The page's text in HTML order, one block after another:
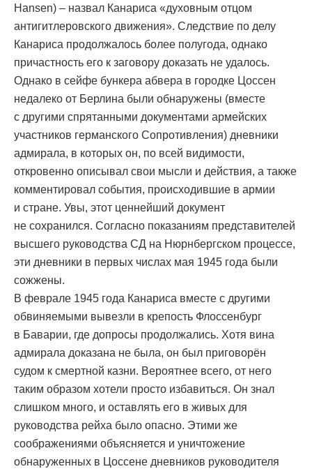
Hansen) – назвал Канариса «духовным отцом
антигитлеровского движения». Следствие по делу
Канариса продолжалось более полугода, однако
причастность его к заговору доказать не удалось.
Однако в сейфе бункера абвера в городке Цоссен
недалеко от Берлина были обнаружены (вместе
с другими спрятанными документами армейских
участников германского Сопротивления) дневники
адмирала, в которых он, по всей видимости,
откровенно описывал свои мысли и действия, а также
комментировал события, происходившие в армии
и стране. Увы, этот ценнейший документ
не сохранился. Согласно показаниям представителей
высшего руководства СД на Нюрнбергском процессе,
эти дневники в первых числах мая 1945 года были
сожжены.
В феврале 1945 года Канариса вместе с другими
обвиняемыми вывезли в крепость Флоссенбург
в Баварии, где допросы продолжались. Хотя вина
адмирала доказана не была, он был приговорён
судом к смертной казни. Вероятнее всего, от него
таким образом хотели просто избавиться. Он знал
слишком много, и оставлять его в живых для
руководства рейха было опасно. Этими же
соображениями объясняется и уничтожение
обнаруженных в Цоссене дневников руководителя